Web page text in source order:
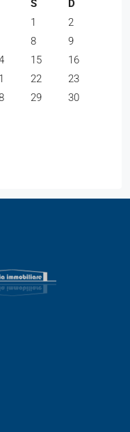
S
D
1
2
8
9
15
16
22
23
29
30